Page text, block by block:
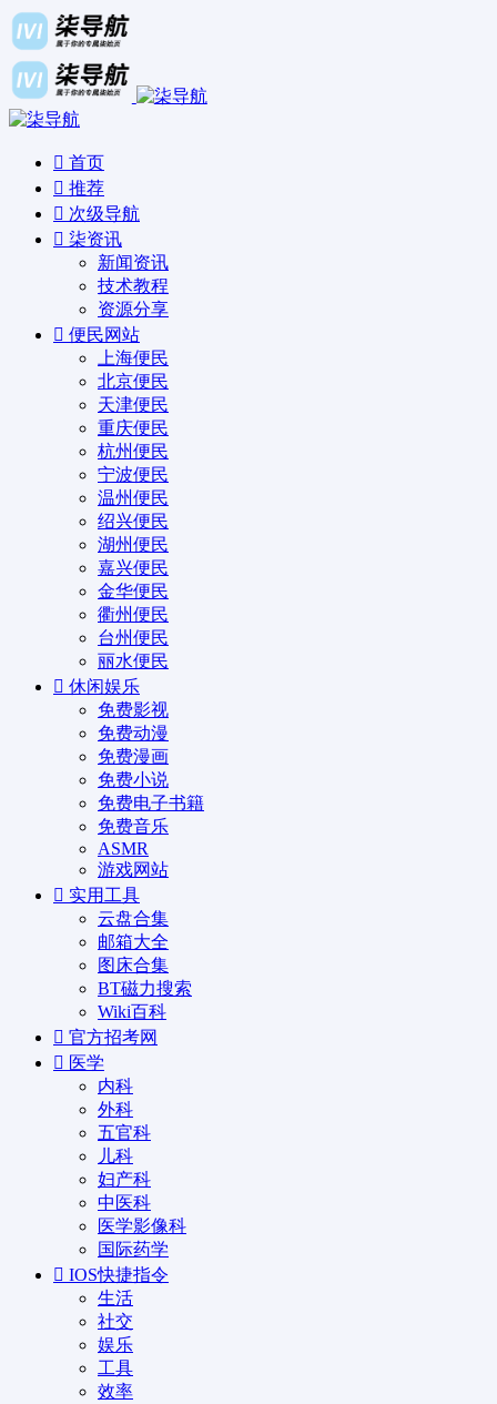
首页
推荐
次级导航
柒资讯
新闻资讯
技术教程
资源分享
便民网站
上海便民
北京便民
天津便民
重庆便民
杭州便民
宁波便民
温州便民
绍兴便民
湖州便民
嘉兴便民
金华便民
衢州便民
台州便民
丽水便民
休闲娱乐
免费影视
免费动漫
免费漫画
免费小说
免费电子书籍
免费音乐
ASMR
游戏网站
实用工具
云盘合集
邮箱大全
图床合集
BT磁力搜索
Wiki百科
官方招考网
医学
内科
外科
五官科
儿科
妇产科
中医科
医学影像科
国际药学
IOS快捷指令
生活
社交
娱乐
工具
效率